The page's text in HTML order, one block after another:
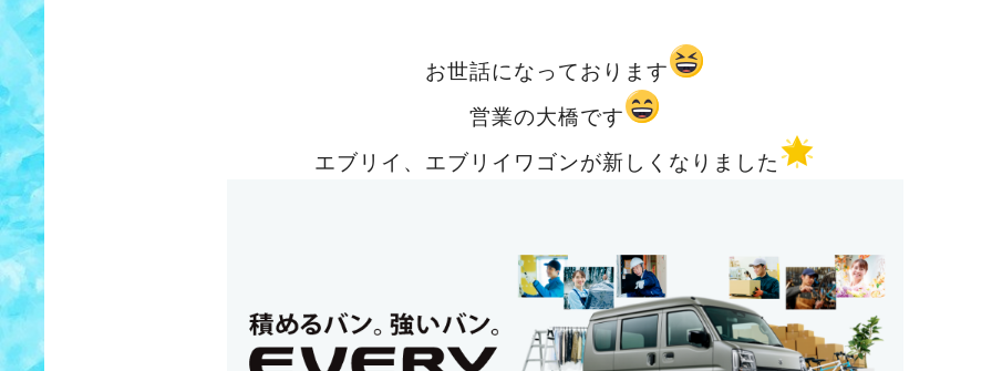
お世話になっております
営業の大橋です
エブリイ、エブリイワゴンが新しくなりました